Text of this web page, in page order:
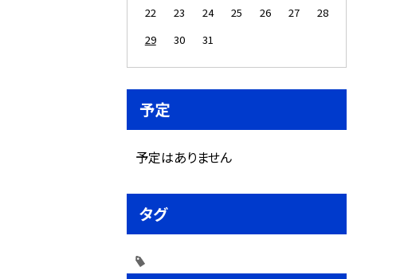
22
23 24 25 26 27
28
29
30 31
予定
予定はありません
タグ